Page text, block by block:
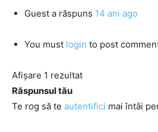
Guest a răspuns 14 ani ago
You must login to post
Afișare 1 rezultat
Răspunsul tău
Te rog să te autentifici mai întâi